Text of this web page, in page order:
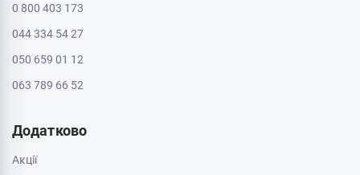
0 800 403 173
044 334 54 27
050 659 01 12
063 789 66 52
Додатково
Акції